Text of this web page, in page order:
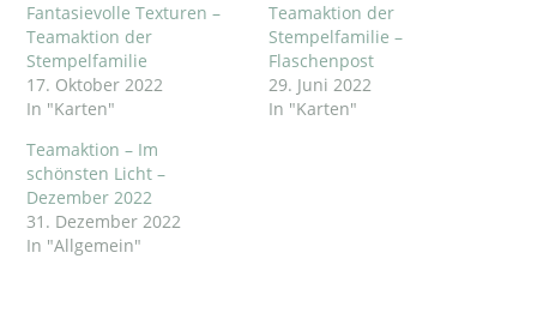
Fantasievolle Texturen –
Teamaktion der
Stempelfamilie
17. Oktober 2022
In "Karten"
Teamaktion der
Stempelfamilie –
Flaschenpost
29. Juni 2022
In "Karten"
Teamaktion – Im
schönsten Licht –
Dezember 2022
31. Dezember 2022
In "Allgemein"